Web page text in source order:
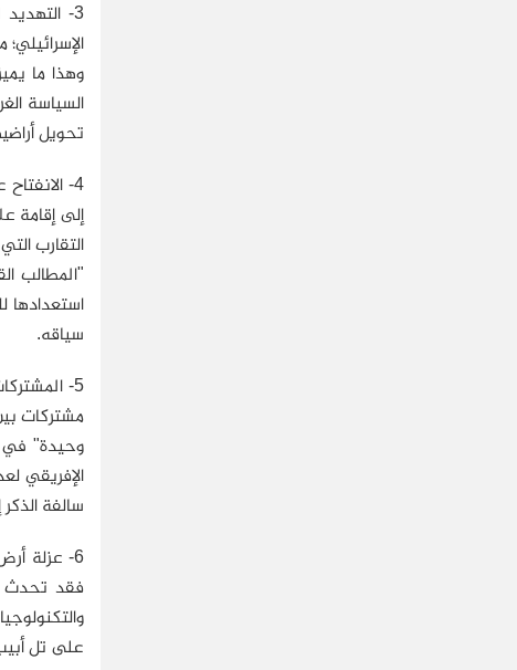
3-
وهذا ما
السياسة
تحويل
4-
إلى إقامة
التقارب
سياقه.
5-
وحيدة" في
الإفريقي
سالفة الذكر إلى رابين، عام 1995، التي تحدَّث
6- عزلة
فقد تحدث
على تل